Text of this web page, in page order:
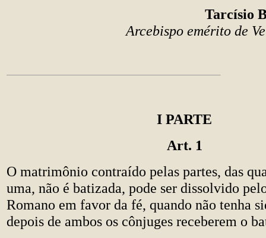
Tarcísio
Arcebispo emérito de
I PARTE
Art. 1
O matrimônio contraído pelas partes, das
uma, não é batizada, pode ser dissolvido
Romano em favor da fé, quando não tenha
depois de ambos os cônjuges receberem o